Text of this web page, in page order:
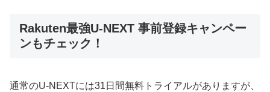
Rakuten最強U-NEXT 事前登録キャンペー
ンもチェック！
通常のU-NEXTには31日間無料トライアルがありますが、